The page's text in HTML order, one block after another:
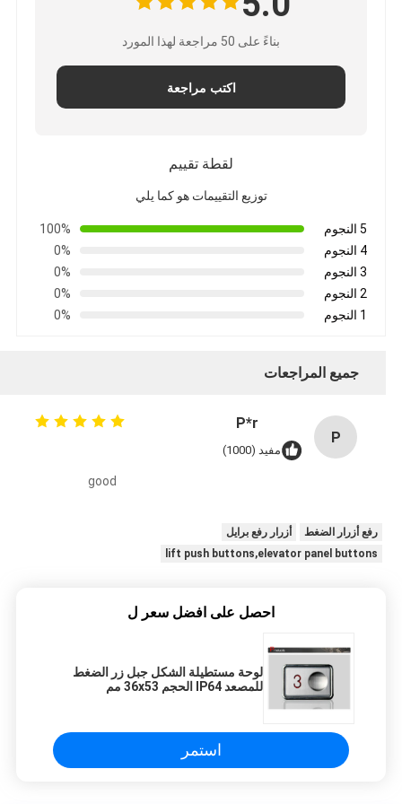
بناءً على 50 مراجعة لهذا المورد
اكتب مراجعة
لقطة تقييم
توزيع التقييمات هو كما يلي
5 النجوم
100%
4 النجوم
0%
3 النجوم
0%
2 النجوم
0%
1 النجوم
0%
جميع المراجعات
P
P*r
مفيد (1000)
good
رفع أزرار الضغط
أزرار رفع برايل
lift push buttons,elevator panel buttons
احصل على افضل سعر ل
لوحة مستطيلة الشكل جبل زر الضغط
للمصعد IP64 الحجم 36x53 مم
استمر